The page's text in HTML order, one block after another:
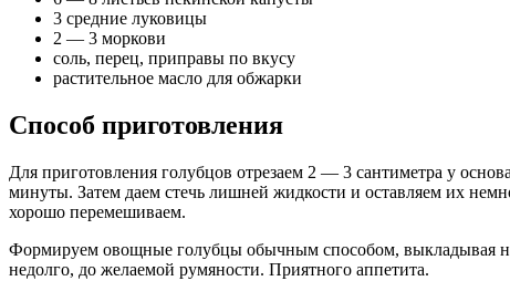
3 средние луковицы
2 — 3 моркови
соль, перец, приправы по вкусу
растительное масло для обжарки
Способ приготовления
Для приготовления голубцов отрезаем 2 — 3 сантиметра у
минуты. Затем даем стечь лишней жидкости и оставляем их
хорошо перемешиваем.
Формируем овощные голубцы обычным способом, выкладывая
недолго, до желаемой румяности. Приятного аппетита.